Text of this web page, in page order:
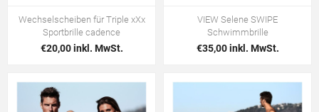
Wechselscheiben für Triple xXx
Sportbrille cadence
€20,00 inkl. MwSt.
VIEW Selene SWIPE
Schwimmbrille
€35,00 inkl. MwSt.